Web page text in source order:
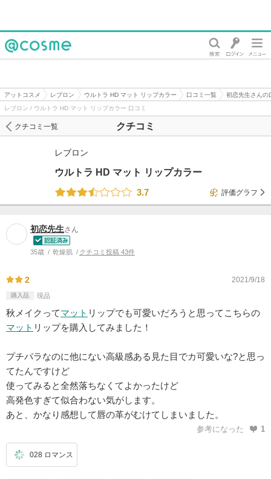
アットコスメ レブロン ウルトラ HD マット リップカラー 口コミ一覧
初恋先生さんの
レブロン / ウルトラ HD マット リップカラー 口コミ
クチコミ
クチコミ一覧
レブロン
ウルトラ HD マット リップカラー
3.7
評価グラフ
初恋先生さん
35歳 乾燥肌 クチコミ投稿 43件
2 2021/9/18
購入品 現品
秋メイクってマット リップでも可愛いだろうと思ってこちらの
マット リップを購入してみました！
プチパラなのに他にない高級感ある見た目でカ可愛いな?と思っ
てたんですけど
使ってみると全然落ちなくてよかったけど
高発色すぎて似合わない気がします。
あと、かなり感想して唇の革がむけてしまいました。
参考になった 1
028 ロマンス